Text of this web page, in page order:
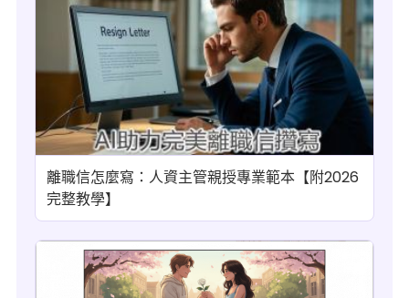
離職信怎麼寫：人資主管親授專業範本【附2026
完整教學】